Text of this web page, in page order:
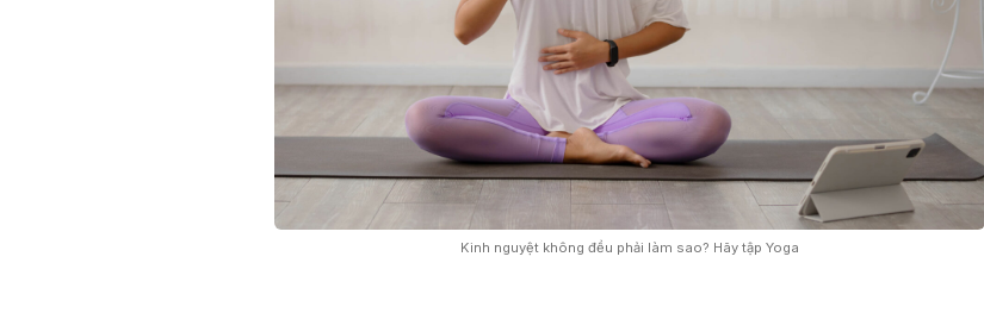
Kinh nguyệt không đều phải làm sao? Hãy tập Yoga